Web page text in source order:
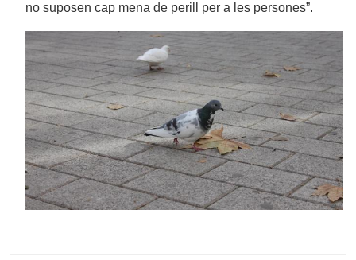
no suposen cap mena de perill per a les persones”.